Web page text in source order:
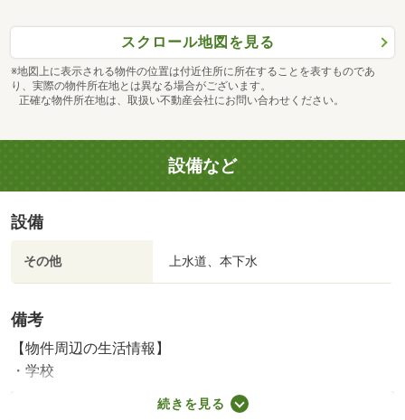
スクロール地図を見る
※地図上に表示される物件の位置は付近住所に所在することを表すものであ
り、実際の物件所在地とは異なる場合がございます。
正確な物件所在地は、取扱い不動産会社にお問い合わせください。
設備など
設備
その他 上水道、本下水
備考
【物件周辺の生活情報】
・学校
八百津小学校（1,400m）、八百津中学校（3,500m）
◎２棟２８９８－１：木造２階建・２１４．５３平米・築
続きを見る